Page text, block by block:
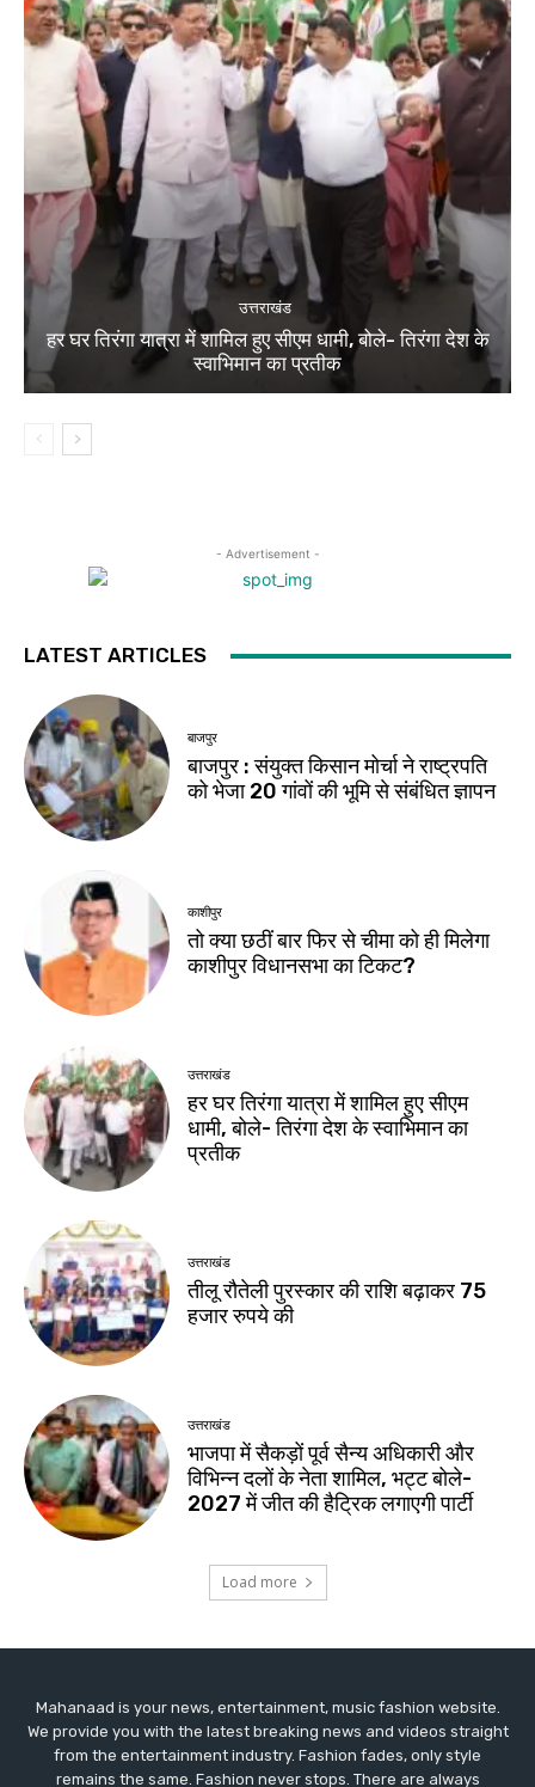
Mahanaad is your news, entertainment, music fashion website.
We provide you with the latest breaking news and videos straight
from the entertainment industry. Fashion fades, only style
remains the same. Fashion never stops. There are always